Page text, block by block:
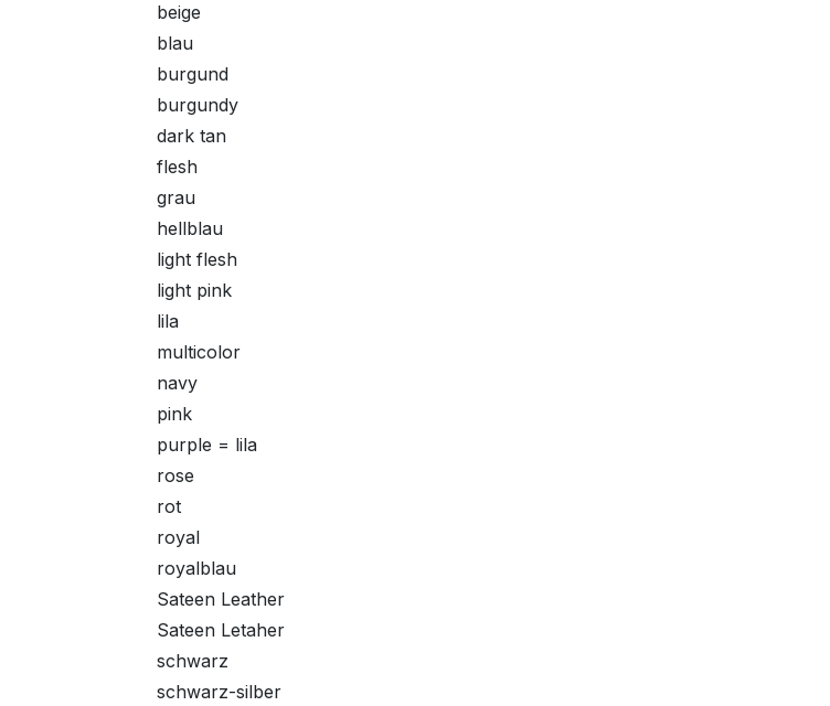
beige
blau
burgund
burgundy
dark tan
flesh
grau
hellblau
light flesh
light pink
lila
multicolor
navy
pink
purple = lila
rose
rot
royal
royalblau
Sateen Leather
Sateen Letaher
schwarz
schwarz-silber